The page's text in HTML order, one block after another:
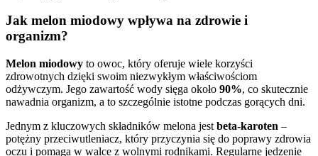
Jak melon miodowy wpływa na zdrowie i
organizm?
Melon miodowy to owoc, który oferuje wiele korzyści
zdrowotnych dzięki swoim niezwykłym właściwościom
odżywczym. Jego zawartość wody sięga około 90%, co skutecznie
nawadnia organizm, a to szczególnie istotne podczas gorących dni.
Jednym z kluczowych składników melona jest beta-karoten –
potężny przeciwutleniacz, który przyczynia się do poprawy zdrowia
oczu i pomaga w walce z wolnymi rodnikami. Regularne jedzenie